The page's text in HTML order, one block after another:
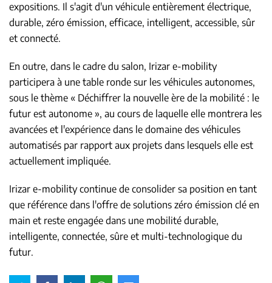
expositions. Il s'agit d'un véhicule entièrement électrique,
durable, zéro émission, efficace, intelligent, accessible, sûr
et connecté.
En outre, dans le cadre du salon, Irizar e-mobility
participera à une table ronde sur les véhicules autonomes,
sous le thème « Déchiffrer la nouvelle ère de la mobilité : le
futur est autonome », au cours de laquelle elle montrera les
avancées et l'expérience dans le domaine des véhicules
automatisés par rapport aux projets dans lesquels elle est
actuellement impliquée.
Irizar e-mobility continue de consolider sa position en tant
que référence dans l'offre de solutions zéro émission clé en
main et reste engagée dans une mobilité durable,
intelligente, connectée, sûre et multi-technologique du
futur.